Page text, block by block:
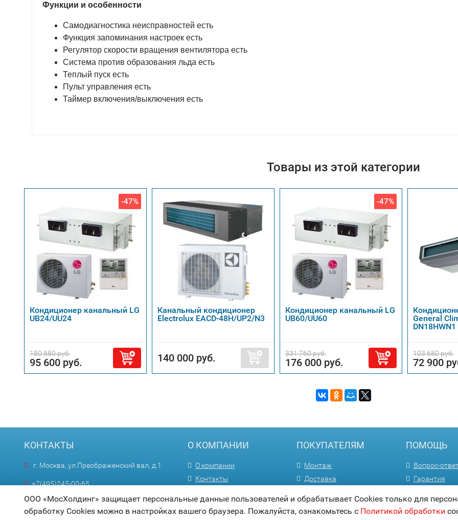
Функции и особенности
Самодиагностика неисправностей есть
Функция запоминания настроек есть
Регулятор скорости вращения вентилятора есть
Система против образования льда есть
Теплый пуск есть
Пульт управления есть
Таймер включения/выключения есть
Товары из этой категории
-47%
Кондиционер канальный LG
UB24/UU24
180 880 руб.
95 600 руб.
Канальный кондиционер
Electrolux EACD-48H/UP2/N3
140 000 руб.
-47%
Кондиционер канальный LG
UB60/UU60
331 760 руб.
176 000 руб.
General
DN18HWN1
103 680 руб.
72 900
КОНТАКТЫ
г. Москва, ул.Преображенский вал, д.1
+7(495)245-00-65
Пн—Пт 9:00—18:00
info@mosholding.ru
О КОМПАНИИ
О компании
Контакты
ПОКУПАТЕЛЯМ
Монтаж
Доставка
Акции
ПОМОЩЬ
Вопрос-
Гарантия
Карта сайта
ООО «МосХолдинг» защищает персональные данные пользователей и обрабатывает Cookies только для
обработку Cookies можно в настройках вашего браузера. Пожалуйста, ознакомьтесь с Политикой обработки